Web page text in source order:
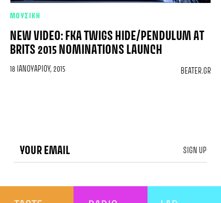
ΜΟΥΣΙΚΗ
NEW VIDEO: FKA TWIGS HIDE/PENDULUM AT
BRITS 2015 NOMINATIONS LAUNCH
18 ΙΑΝΟΥΑΡΊΟΥ, 2015 BEATER.GR
SIGN UP